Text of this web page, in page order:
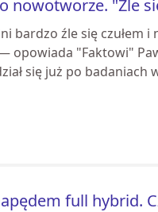
nowotworze. "Źle
bardzo źle się czułem
opowiada "Faktowi"
się już po badaniach
full hybrid.